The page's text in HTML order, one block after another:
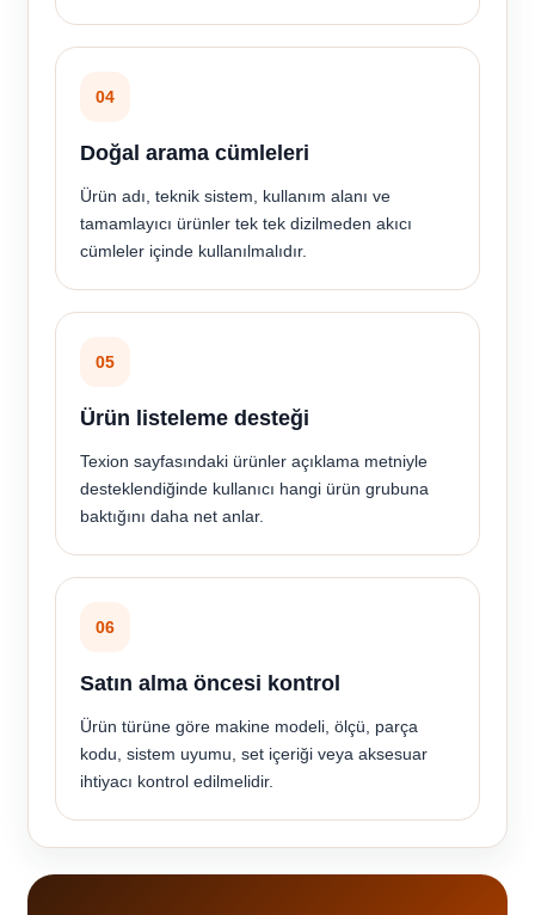
04
Doğal arama cümleleri
Ürün adı, teknik sistem, kullanım alanı ve
tamamlayıcı ürünler tek tek dizilmeden akıcı
cümleler içinde kullanılmalıdır.
05
Ürün listeleme desteği
Texion sayfasındaki ürünler açıklama metniyle
desteklendiğinde kullanıcı hangi ürün grubuna
baktığını daha net anlar.
06
Satın alma öncesi kontrol
Ürün türüne göre makine modeli, ölçü, parça
kodu, sistem uyumu, set içeriği veya aksesuar
ihtiyacı kontrol edilmelidir.